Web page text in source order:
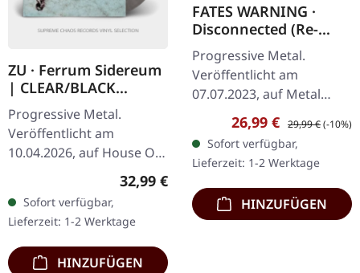
ZU · Ferrum Sidereum
| CLEAR/BLACK
MARBLED 2LP
Progressive Metal.
Veröffentlicht am
10.04.2026, auf House Of
marmoriertes Vinyl im
Gatefold-Cover mit
polylinenen…
Regulärer Preis:
32,99 €
Sofort verfügbar,
Lieferzeit: 1-2 Werktage
HINZUFÜGEN
FATES WARNING ·
Disconnected (Re-
Issue 2023) |
ORANGE/WHITE
MARBLED DOUBLE 2LP
Progressive Metal.
Veröffentlicht am
07.07.2023, auf Metal
Blade Records. Orange-
weiß marmoriertes
Doppel-Vinyl im Gatefold-
Cover. "Disconnected"
von…
Verkaufspreis:
26,99 € Regulärer Preis:
29,99 €(-10%)
Sofort verfügbar,
Lieferzeit: 1-2 Werktage
HINZUFÜGEN